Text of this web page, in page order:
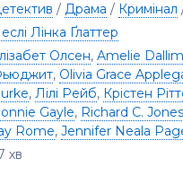
/ Драма / Кримінал
Лінка Ґлаттер
Олсен, Amelie
, Olivia Grace
, Лілі Рейб, Крістен
Gayle, Richard C. Jones
Rome, Jennifer Neala
хв